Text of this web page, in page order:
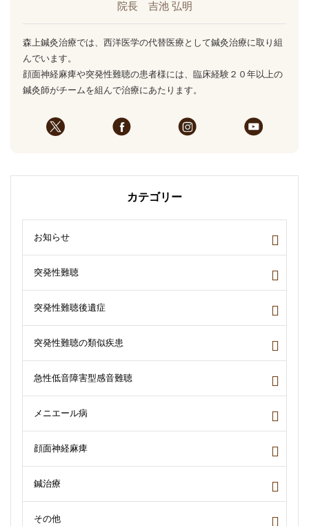
院長 吉池 弘明
森上鍼灸治療では、西洋医学の代替医療として鍼灸治療に取り組
んでいます。
顔面神経麻痺や突発性難聴の患者様には、臨床経験２０年以上の
鍼灸師がチームを組んで治療にあたります。
カテゴリー
お知らせ
突発性難聴
突発性難聴後遺症
突発性難聴の類似疾患
急性低音障害型感音難聴
メニエール病
顔面神経麻痺
鍼治療
その他